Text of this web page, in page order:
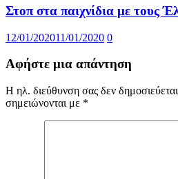
Στοπ στα παιχνίδια με τους
12/01/202011/01/2020 0
Αφήστε μια απάντηση
Η ηλ. διεύθυνση σας δεν
σημειώνονται με *